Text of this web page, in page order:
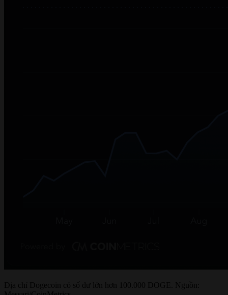
Địa chỉ Dogecoin có số dư lớn hơn 100.000 DOGE. Nguồn: